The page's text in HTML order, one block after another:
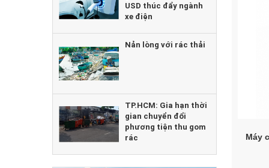
USD thúc đẩy ngành
xe điện
Nản lòng với rác thải
TP.HCM: Gia hạn thời
gian chuyển đổi
phương tiện thu gom
rác
Máy